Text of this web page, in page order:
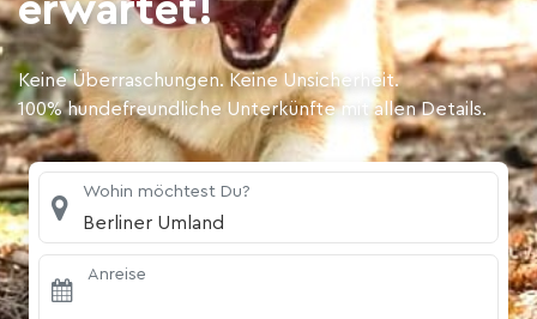
erwartet!
Keine Überraschungen. Keine Unsicherheit.
100% hundefreundliche Unterkünfte mit allen Details.
Wohin möchtest Du?
Berliner Umland
Anreise